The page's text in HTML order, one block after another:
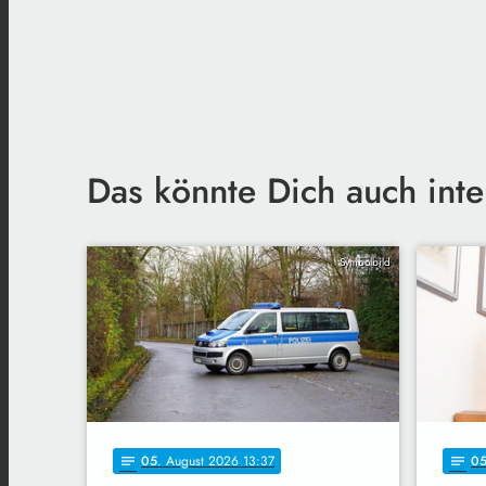
Das könnte Dich auch
Symbolbild
notes 05. August 2026 13:37 notes 05